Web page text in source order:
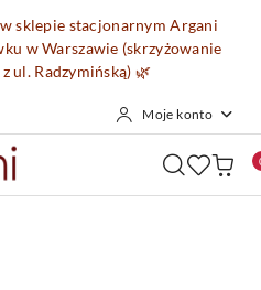
sklepie stacjonarnym Argani
w Warszawie (skrzyżowanie
ul. Radzymińską) 🌿
Moje konto